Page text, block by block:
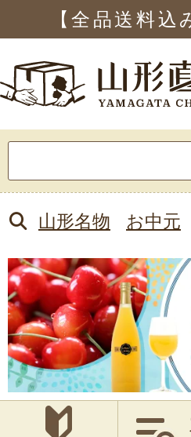
【全品送料
索:
山形名物 お中元